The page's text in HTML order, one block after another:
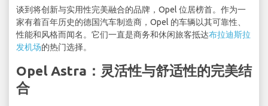
谈到将创新与实用性完美融合的品牌，Opel 位居榜首。作为一
家有着百年历史的德国汽车制造商，Opel 的车辆以其可靠性、
性能和风格而闻名。它们一直是商务和休闲旅客抵达布拉迪斯拉
发机场的热门选择。
Opel Astra：灵活性与舒适性的完美结
合